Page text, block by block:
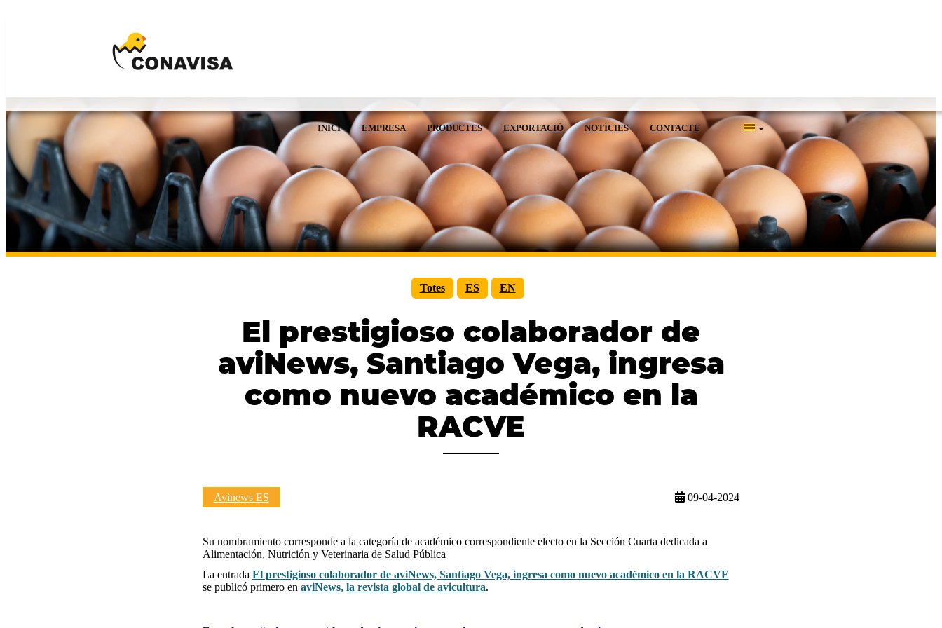
INICI EMPRESA PRODUCTES EXPORTACIÓ NOTÍCIES CONTACTE
Totes ES EN
El prestigioso colaborador de
aviNews, Santiago Vega, ingresa
como nuevo académico en la
RACVE
Avinews ES 09-04-2024
Su nombramiento corresponde a la categoría de académico correspondiente electo en la Sección Cuarta dedicada a
Alimentación, Nutrición y Veterinaria de Salud Pública
La entrada El prestigioso colaborador de aviNews, Santiago Vega, ingresa como nuevo académico en la RACVE
se publicó primero en aviNews, la revista global de avicultura.